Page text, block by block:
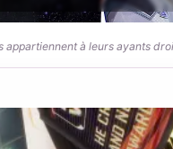
appartiennent à leurs ayants